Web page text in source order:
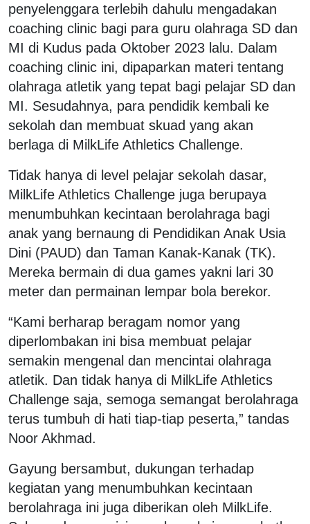
penyelenggara terlebih dahulu mengadakan
coaching clinic bagi para guru olahraga SD dan
MI di Kudus pada Oktober 2023 lalu. Dalam
coaching clinic ini, dipaparkan materi tentang
olahraga atletik yang tepat bagi pelajar SD dan
MI. Sesudahnya, para pendidik kembali ke
sekolah dan membuat skuad yang akan
berlaga di MilkLife Athletics Challenge.
Tidak hanya di level pelajar sekolah dasar,
MilkLife Athletics Challenge juga berupaya
menumbuhkan kecintaan berolahraga bagi
anak yang bernaung di Pendidikan Anak Usia
Dini (PAUD) dan Taman Kanak-Kanak (TK).
Mereka bermain di dua games yakni lari 30
meter dan permainan lempar bola berekor.
“Kami berharap beragam nomor yang
diperlombakan ini bisa membuat pelajar
semakin mengenal dan mencintai olahraga
atletik. Dan tidak hanya di MilkLife Athletics
Challenge saja, semoga semangat berolahraga
terus tumbuh di hati tiap-tiap peserta,” tandas
Noor Akhmad.
Gayung bersambut, dukungan terhadap
kegiatan yang menumbuhkan kecintaan
berolahraga ini juga diberikan oleh MilkLife.